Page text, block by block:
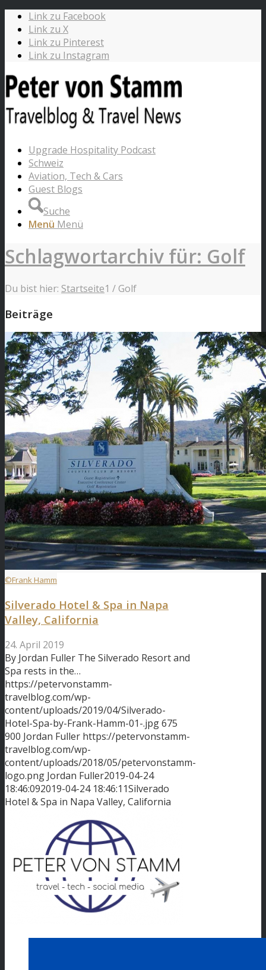
Link zu Facebook
Link zu X
Link zu Pinterest
Link zu Instagram
Upgrade Hospitality Podcast
Schweiz
Aviation, Tech & Cars
Guest Blogs
Suche
Menü Menü
Schlagwortarchiv für: Golf
Du bist hier: Startseite1 / Golf
Beiträge
©Frank Hamm
Silverado Hotel & Spa in Napa
Valley, California
24. April 2019
By Jordan Fuller The Silverado Resort and
Spa rests in the…
https://petervonstamm-
travelblog.com/wp-
content/uploads/2019/04/Silverado-
Hotel-Spa-by-Frank-Hamm-01-.jpg675
900 Jordan Fuller https://petervonstamm-
travelblog.com/wp-
content/uploads/2018/05/petervonstamm-
logo.png Jordan Fuller2019-04-24
18:46:092019-04-24 18:46:11Silverado
Hotel & Spa in Napa Valley, California